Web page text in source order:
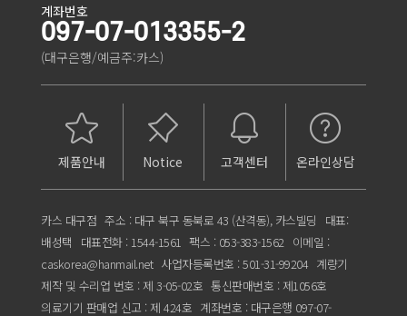
계좌번호
097-07-013355-2
(대구은행/예금주:카스)
제품안내 Notice 고객센터 온라인상담
카스 대구점 주소 : 대구 북구 동북로 43 (산격동), 카스빌딩
대표:
배성택
대표전화 : 1544-1561 팩스 : 053-383-1562 이메일 :
caskorea@hanmail.net 사업자등록번호 : 501-31-99204 계량기
제작 및 수리업 번호 : 제 3-05-02호 통신판매번호 : 제1056호
의료기기 판매업 신고 : 제 424호 계좌번호 : 대구은행 097-07-